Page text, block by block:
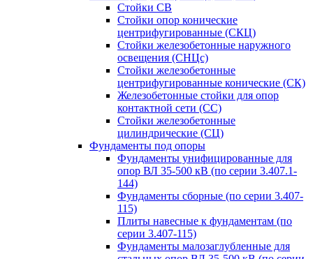
Стойки СВ
Стойки опор конические
центрифугированные (СКЦ)
Стойки железобетонные наружного
освещения (СНЦс)
Стойки железобетонные
центрифугированные конические (СК)
Железобетонные стойки для опор
контактной сети (СС)
Стойки железобетонные
цилиндрические (СЦ)
Фундаменты под опоры
Фундаменты унифицированные для
опор ВЛ 35-500 кВ (по серии 3.407.1-
144)
Фундаменты сборные (по серии 3.407-
115)
Плиты навесные к фундаментам (по
серии 3.407-115)
Фундаменты малозаглубленные для